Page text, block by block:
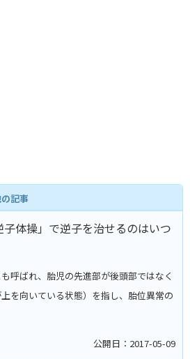
記事
子体操」で逆子を治せるのはいつ
呼ばれ、胎児の先進部が後頭部ではなく
を向いている状態）を指し、胎位異常の
公開日：2017-05-09